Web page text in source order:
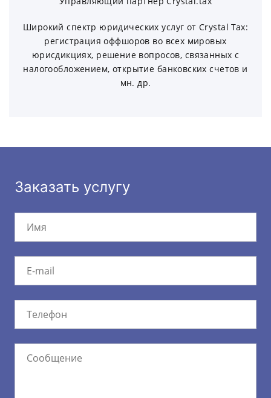
Широкий спектр юридических услуг от Crystal Tax:
регистрация оффшоров во всех мировых
юрисдикциях, решение вопросов, связанных с
налогообложением, открытие банковских счетов и
мн. др.
Заказать услугу